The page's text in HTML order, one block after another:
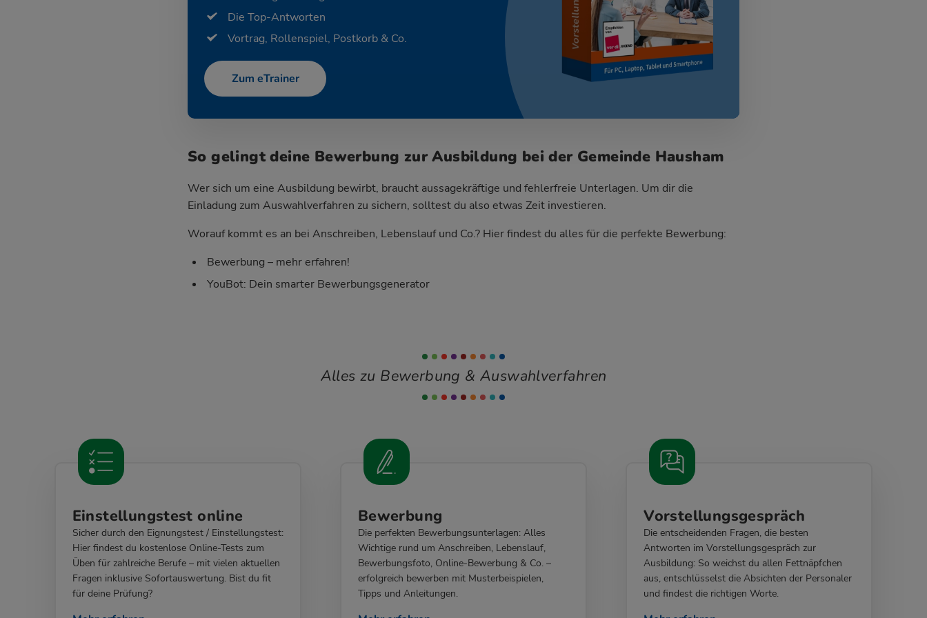
Die Top-Antworten
Vortrag, Rollenspiel, Postkorb & Co.
Zum eTrainer
So gelingt deine Bewerbung zur Ausbildung bei der Gemeinde Hausham
Wer sich um eine Ausbildung bewirbt, braucht aussagekräftige und fehlerfreie Unterlagen. Um dir die
Einladung zum Auswahlverfahren zu sichern, solltest du also etwas Zeit investieren.
Worauf kommt es an bei Anschreiben, Lebenslauf und Co.? Hier findest du alles für die perfekte Bewerbung:
Bewerbung – mehr erfahren!
YouBot: Dein smarter Bewerbungsgenerator
Alles zu Bewerbung & Auswahlverfahren
Einstellungstest online
Sicher durch den Eignungstest / Einstellungstest:
Hier findest du kostenlose Online-Tests zum
Üben für zahlreiche Berufe – mit vielen aktuellen
Fragen inklusive Sofortauswertung. Bist du fit
für deine Prüfung?
Bewerbung
Die perfekten Bewerbungsunterlagen: Alles
Wichtige rund um Anschreiben, Lebenslauf,
Bewerbungsfoto, Online-Bewerbung & Co. –
erfolgreich bewerben mit Musterbeispielen,
Tipps und Anleitungen.
Vorstellungsgespräch
Die entscheidenden Fragen, die besten
Antworten im Vorstellungsgespräch zur
Ausbildung: So weichst du allen Fettnäpfchen
aus, entschlüsselst die Absichten der Personaler
und findest die richtigen Worte.